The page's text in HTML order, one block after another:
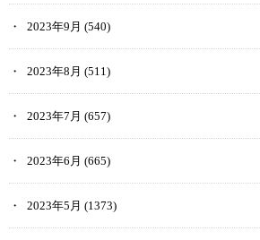
2023年9月 (540)
2023年8月 (511)
2023年7月 (657)
2023年6月 (665)
2023年5月 (1373)